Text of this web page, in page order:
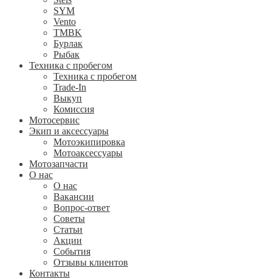
SYM
Vento
TMBK
Бурлак
Рыбак
Техника с пробегом
Техника с пробегом
Trade-In
Выкуп
Комиссия
Мотосервис
Экип и аксессуары
Мотоэкипировка
Мотоаксессуары
Мотозапчасти
О нас
О нас
Вакансии
Вопрос-ответ
Советы
Статьи
Акции
События
Отзывы клиентов
Контакты